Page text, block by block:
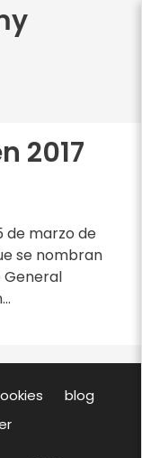
2017
de marzo de
se nombran
General
blog